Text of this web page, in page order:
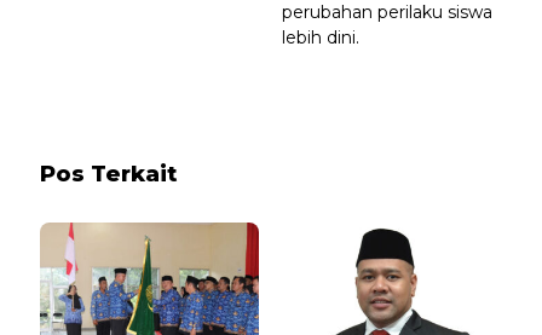
perubahan perilaku siswa
lebih dini.
Pos Terkait